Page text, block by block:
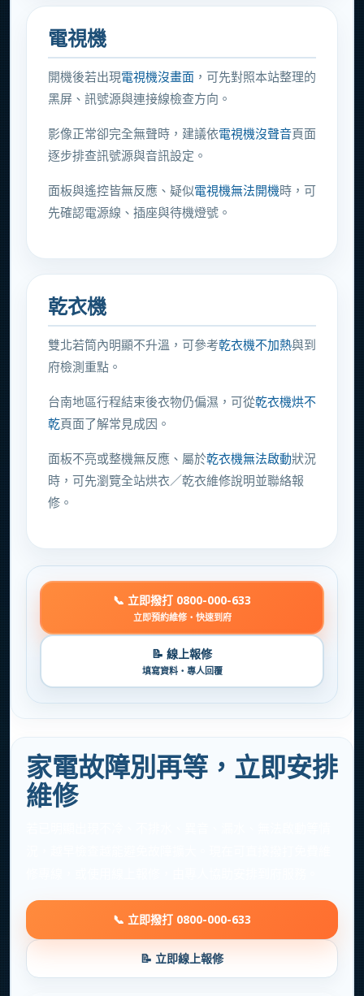
電視機
開機後若出現電視機沒畫面 ，可先對照本站整理的
黑屏、訊號源與連接線檢查方向。
影像正常卻完全無聲時，建議依電視機沒聲音頁面
逐步排查訊號源與音訊設定。
面板與遙控皆無反應、疑似電視機無法開機時，可
先確認電源線、插座與待機燈號。
乾衣機
雙北若筒內明顯不升溫，可參考乾衣機不加熱與到
府檢測重點。
台南地區行程結束後衣物仍偏濕，可從乾衣機烘不
乾頁面了解常見成因。
面板不亮或整機無反應、屬於乾衣機無法啟動狀況
時，可先瀏覽全站烘衣／乾衣維修說明並聯絡報
修。
📞 立即撥打 0800-000-633
立即預約維修・快速到府
📝 線上報修
填寫資料・專人回覆
家電故障別再等，立即安排
維修
📞 立即撥打 0800-000-633
📝 立即線上報修